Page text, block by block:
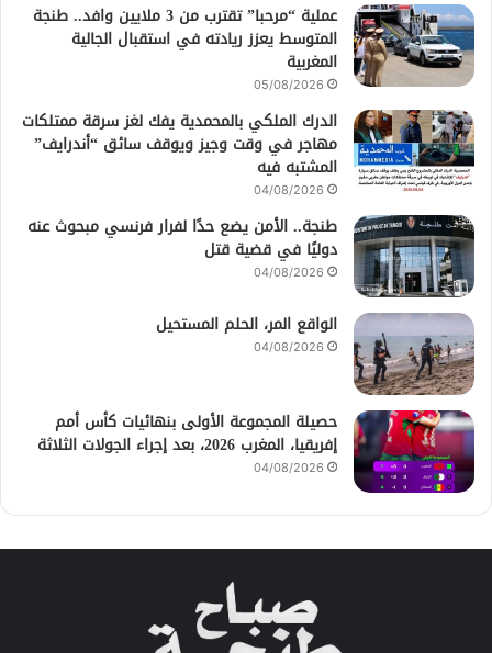
عملية “مرحبا” تقترب من 3 ملايين وافد.. طنجة
المتوسط يعزز ريادته في استقبال الجالية
المغربية
05/08/2026
الدرك الملكي بالمحمدية يفك لغز سرقة ممتلكات
مهاجر في وقت وجيز ويوقف سائق “أندرايف”
المشتبه فيه
04/08/2026
طنجة.. الأمن يضع حدًا لفرار فرنسي مبحوث عنه
دوليًا في قضية قتل
04/08/2026
الواقع المر، الحلم المستحيل
04/08/2026
حصيلة المجموعة الأولى بنهائيات كأس أمم
إفريقيا، المغرب 2026، بعد إجراء الجولات الثلاثة
04/08/2026